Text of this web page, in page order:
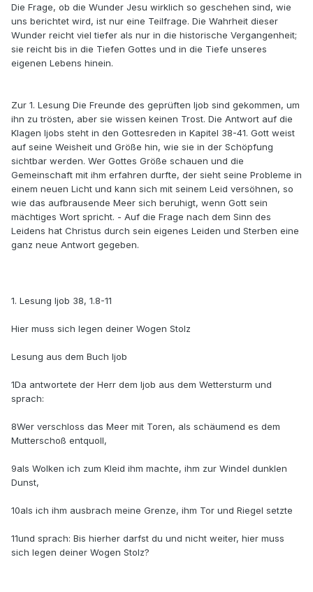
Die Frage, ob die Wunder Jesu wirklich so geschehen sind, wie
uns berichtet wird, ist nur eine Teilfrage. Die Wahrheit dieser
Wunder reicht viel tiefer als nur in die historische Vergangenheit;
sie reicht bis in die Tiefen Gottes und in die Tiefe unseres
eigenen Lebens hinein.
Zur 1. Lesung Die Freunde des geprüften Ijob sind gekommen, um
ihn zu trösten, aber sie wissen keinen Trost. Die Antwort auf die
Klagen Ijobs steht in den Gottesreden in Kapitel 38-41. Gott weist
auf seine Weisheit und Größe hin, wie sie in der Schöpfung
sichtbar werden. Wer Gottes Größe schauen und die
Gemeinschaft mit ihm er­fahren durfte, der sieht seine Probleme in
einem neuen Licht und kann sich mit seinem Leid versöhnen, so
wie das aufbrausende Meer sich beruhigt, wenn Gott sein
mächtiges Wort spricht. - Auf die Frage nach dem Sinn des
Leidens hat Christus durch sein eigenes Leiden und Ster­ben eine
ganz neue Antwort gegeben.
1. Lesung Ijob 38, 1.8-11
Hier muss sich legen deiner Wogen Stolz
Lesung aus dem Buch Ijob
1Da antwortete der Herr dem Ijob aus dem Wettersturm und
sprach:
8Wer verschloss das Meer mit Toren, als schäumend es dem
Mutterschoß entquoll,
9als Wolken ich zum Kleid ihm machte, ihm zur Windel dunklen
Dunst,
10als ich ihm ausbrach meine Grenze, ihm Tor und Riegel setzte
11und sprach: Bis hierher darfst du und nicht weiter, hier muss
sich legen deiner Wogen Stolz?